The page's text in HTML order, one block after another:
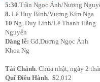
5:30 .Trần Ngọc Ánh/Nương
8. Lê Huy Bình/Vương Kim
10 .Ng. Duy Linh/Lê Thanh
Nguyễn
Dâng lễ: Gđ.Dương Ngọc Ánh
Khoa Ng
Tài Chánh . Chúa nhật, ngày 2
Quĩ Điều Hành $2,012